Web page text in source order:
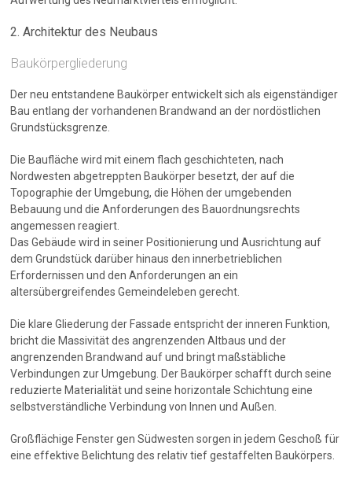
2. Architektur des Neubaus
Baukörpergliederung
Der neu entstandene Baukörper entwickelt sich als eigenständiger
Bau entlang der vorhandenen Brandwand an der nordöstlichen
Grundstücksgrenze.
Die Baufläche wird mit einem flach geschichteten, nach
Nordwesten abgetreppten Baukörper besetzt, der auf die
Topographie der Umgebung, die Höhen der umgebenden
Bebauung und die Anforderungen des Bauordnungsrechts
angemessen reagiert.
Das Gebäude wird in seiner Positionierung und Ausrichtung auf
dem Grundstück darüber hinaus den innerbetrieblichen
Erfordernissen und den Anforderungen an ein
altersübergreifendes Gemeindeleben gerecht.
Die klare Gliederung der Fassade entspricht der inneren Funktion,
bricht die Massivität des angrenzenden Altbaus und der
angrenzenden Brandwand auf und bringt maßstäbliche
Verbindungen zur Umgebung. Der Baukörper schafft durch seine
reduzierte Materialität und seine horizontale Schichtung eine
selbstverständliche Verbindung von Innen und Außen.
Großflächige Fenster gen Südwesten sorgen in jedem Geschoß für
eine effektive Belichtung des relativ tief gestaffelten Baukörpers.